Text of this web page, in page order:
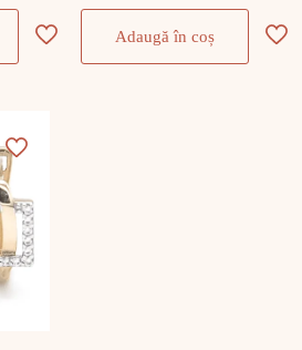
Adaugă în coș